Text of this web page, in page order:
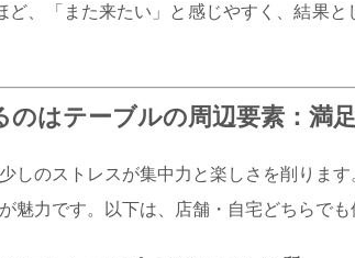
ど、「また来たい」と感じやすく、結果
のはテーブルの周辺要素：満
しのストレスが集中力と楽しさを削りま
魅力です。以下は、店舗・自宅どちらでも